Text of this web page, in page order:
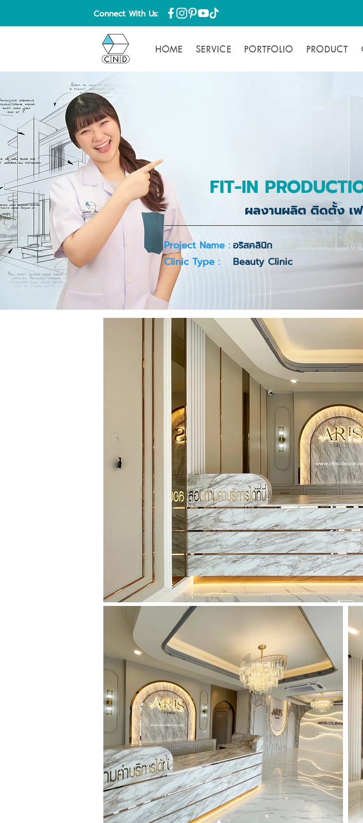
Connect With Us:
HOME SERVICE PORTFOLIO PRODUCT
FIT-IN
ผลงานผลิต ติดตั้ง เ
Project Name :อริสคลินิก
Clinic Type :
Beauty Clinic